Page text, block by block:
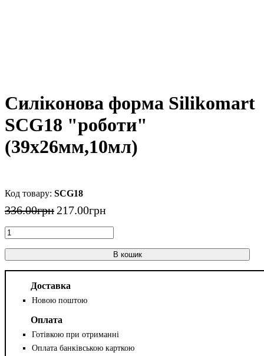
Силіконова форма Silikomart
SCG18 "роботи"
(39х26мм,10мл)
SCG18
336.00грн 217.00грн
В кошик
Доставка
Новою поштою
Оплата
Готівкою при отриманні
Оплата банківською карткою